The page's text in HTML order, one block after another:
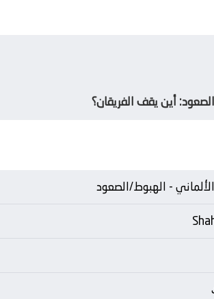
أين يقف الفريقان؟
الألماني - الهبوط/الصعود